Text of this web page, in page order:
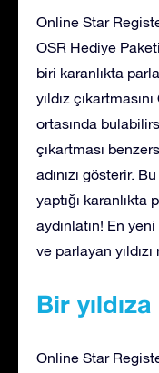
Online Star
OSR Hediye
biri karanlıkta
yıldız
ortasında
çıkartması
adınızı gösterir.
yaptığı karanlıkta
aydınlatın! En
ve parlayan
Bir
Online Star